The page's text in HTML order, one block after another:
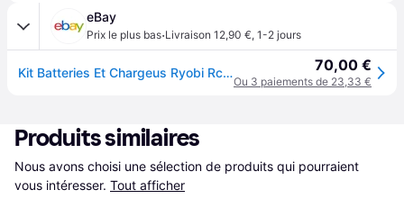
eBay
Prix le plus bas·Livraison 12,90 €, 1-2 jours
Kit Batteries Et Chargeus Ryobi Rc18120-120 18v 70,00 €
Ou 3 paiements de 23,33 €
Produits similaires
Nous avons choisi une sélection de produits qui pourraient
vous intéresser. Tout afficher